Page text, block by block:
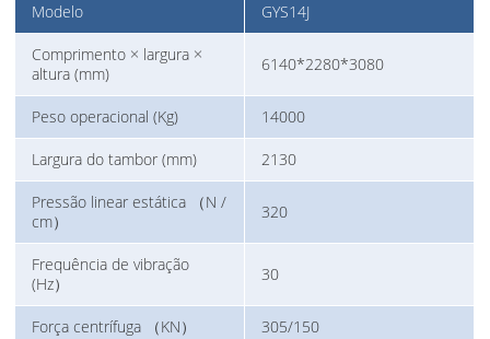
Modelo GYS14J
Comprimento × largura ×
altura (mm)
6140*2280*3080
Peso operacional (Kg) 14000
Largura do tambor (mm) 2130
Pressão linear estática （N /
cm）
320
Frequência de vibração
(Hz）
30
Força centrífuga （KN） 305/150